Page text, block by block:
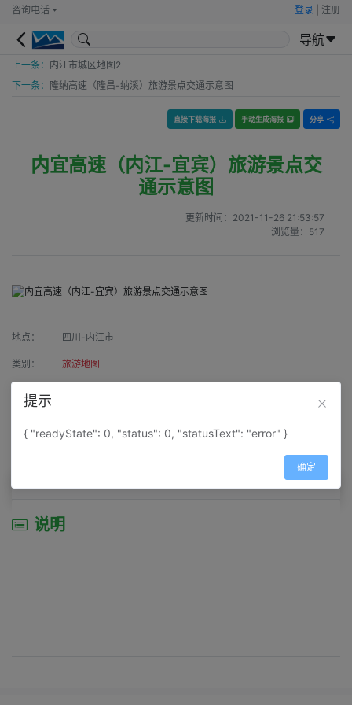
咨询电话 登录 注册
导航
上一条： 内江市城区地图2
下一条：
隆纳高速（隆昌-纳溪）旅游景点交通示意图
直接下载海报 手动生成海报 分享
内宜高速（内江-宜宾）旅游景点交
通示意图
更新时间： 2021-11-26 21:53:57
浏览量： 517
地点： 四川-内江市
类别： 旅游地图
说明
提示
{ "readyState": 0, "status": 0, "statusText": "error" }
确定